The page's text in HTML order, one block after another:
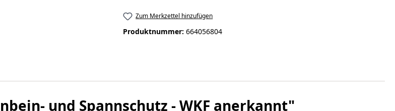
Zum Merkzettel hinzufügen
Produktnummer: 664056804
und Spannschutz - WKF anerkannt"